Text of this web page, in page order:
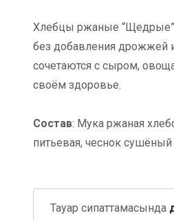
Хлебцы ржаные “Щедрые”
без добавления дрожжей
сочетаются с сыром,
своём здоровье.
Состав: Мука ржаная
питьевая, чеснок
Тауар сипаттамасында